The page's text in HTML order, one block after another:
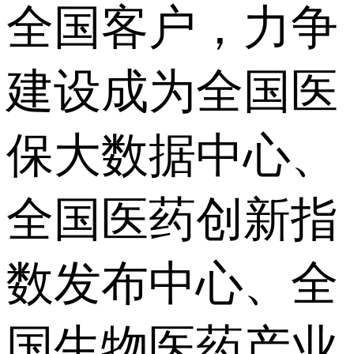
全国客户，力争
建设成为全国医
保大数据中心、
全国医药创新指
数发布中心、全